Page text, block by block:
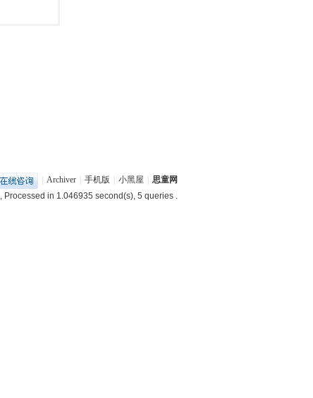
Archiver 手机版 小黑屋
思童网
, Processed in 1.046935 second(s), 5 queries .